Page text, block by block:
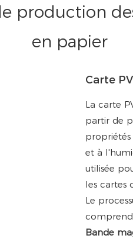
production
en papier
Carte
La carte
partir de
et à
utilisée
les cartes
Le
comprend
Bande